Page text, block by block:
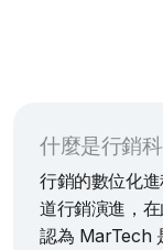
什麼是行銷
行銷的數位化
道行銷演進，
認為 MarTech